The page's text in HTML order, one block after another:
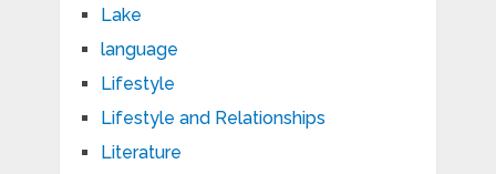
Lake
language
Lifestyle
Lifestyle and Relationships
Literature